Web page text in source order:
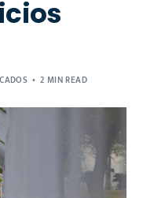
2 MIN READ